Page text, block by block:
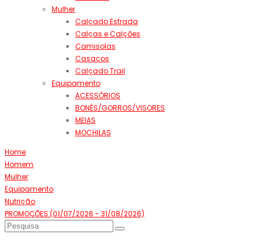
Mulher
Calçado Estrada
Calças e Calções
Camisolas
Casacos
Calçado Trail
Equipamento
ACESSÓRIOS
BONÉS/GORROS/VISORES
MEIAS
MOCHILAS
Home
Homem
Mulher
Equipamento
Nutrição
PROMOÇÕES (01/07/2026 - 31/08/2026)